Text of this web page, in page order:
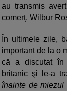
au transmis
comerţ, Wilbur
În ultimele zile,
important de la o
că a discutat în
britanic şi le-a
înainte de miezul